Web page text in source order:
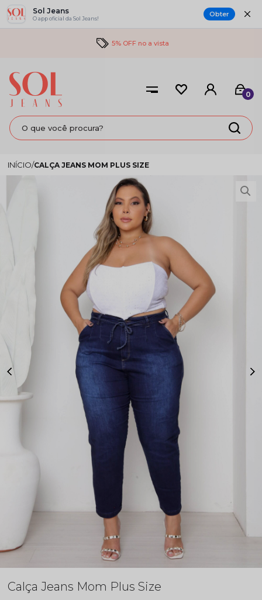
Sol Jeans
O app oficial da Sol Jeans! Obter
5% OFF no a vista
0
CALÇA JEANS MOM PLUS SIZE
Calça Jeans Mom Plus Size